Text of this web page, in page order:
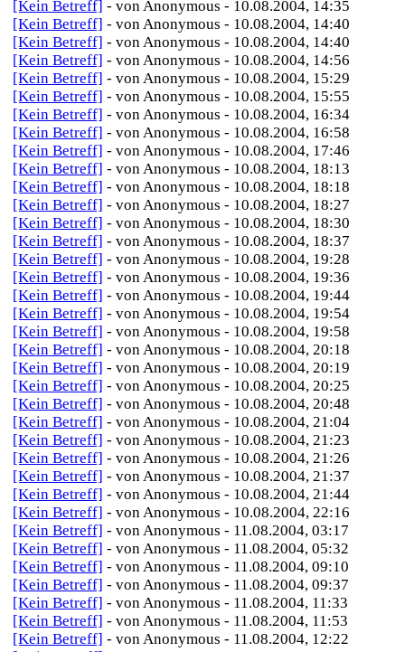
[Kein Betreff] - von Anonymous - 10.08.2004, 14:35
[Kein Betreff] - von Anonymous - 10.08.2004, 14:40
[Kein Betreff] - von Anonymous - 10.08.2004, 14:40
[Kein Betreff] - von Anonymous - 10.08.2004, 14:56
[Kein Betreff] - von Anonymous - 10.08.2004, 15:29
[Kein Betreff] - von Anonymous - 10.08.2004, 15:55
[Kein Betreff] - von Anonymous - 10.08.2004, 16:34
[Kein Betreff] - von Anonymous - 10.08.2004, 16:58
[Kein Betreff] - von Anonymous - 10.08.2004, 17:46
[Kein Betreff] - von Anonymous - 10.08.2004, 18:13
[Kein Betreff] - von Anonymous - 10.08.2004, 18:18
[Kein Betreff] - von Anonymous - 10.08.2004, 18:27
[Kein Betreff] - von Anonymous - 10.08.2004, 18:30
[Kein Betreff] - von Anonymous - 10.08.2004, 18:37
[Kein Betreff] - von Anonymous - 10.08.2004, 19:28
[Kein Betreff] - von Anonymous - 10.08.2004, 19:36
[Kein Betreff] - von Anonymous - 10.08.2004, 19:44
[Kein Betreff] - von Anonymous - 10.08.2004, 19:54
[Kein Betreff] - von Anonymous - 10.08.2004, 19:58
[Kein Betreff] - von Anonymous - 10.08.2004, 20:18
[Kein Betreff] - von Anonymous - 10.08.2004, 20:19
[Kein Betreff] - von Anonymous - 10.08.2004, 20:25
[Kein Betreff] - von Anonymous - 10.08.2004, 20:48
[Kein Betreff] - von Anonymous - 10.08.2004, 21:04
[Kein Betreff] - von Anonymous - 10.08.2004, 21:23
[Kein Betreff] - von Anonymous - 10.08.2004, 21:26
[Kein Betreff] - von Anonymous - 10.08.2004, 21:37
[Kein Betreff] - von Anonymous - 10.08.2004, 21:44
[Kein Betreff] - von Anonymous - 10.08.2004, 22:16
[Kein Betreff] - von Anonymous - 11.08.2004, 03:17
[Kein Betreff] - von Anonymous - 11.08.2004, 05:32
[Kein Betreff] - von Anonymous - 11.08.2004, 09:10
[Kein Betreff] - von Anonymous - 11.08.2004, 09:37
[Kein Betreff] - von Anonymous - 11.08.2004, 11:33
[Kein Betreff] - von Anonymous - 11.08.2004, 11:53
[Kein Betreff] - von Anonymous - 11.08.2004, 12:22